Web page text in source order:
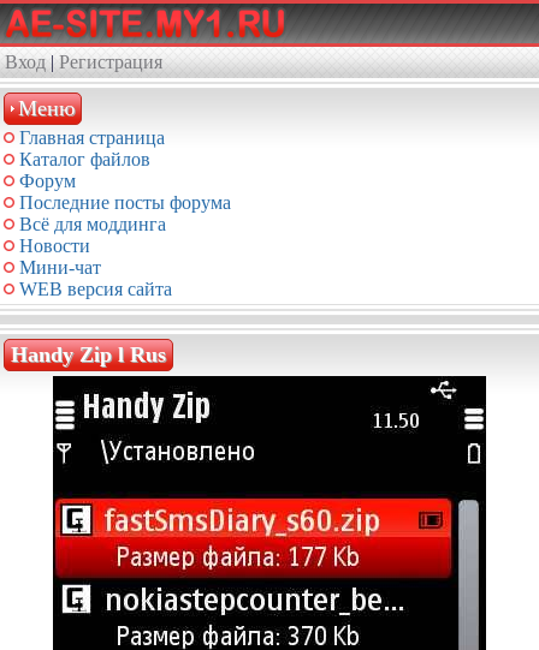
Вход | Регистрация
Меню
Главная страница
Каталог файлов
Форум
Последние посты форума
Всё для моддинга
Новости
Мини-чат
WEB версия сайта
Handy Zip l Rus